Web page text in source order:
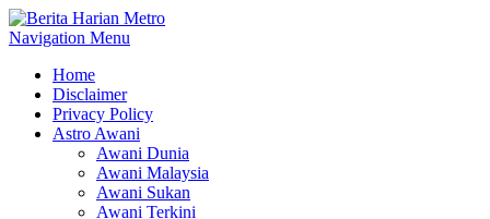
Navigation Menu
Home
Disclaimer
Privacy Policy
Astro Awani
Awani Dunia
Awani Malaysia
Awani Sukan
Awani Terkini